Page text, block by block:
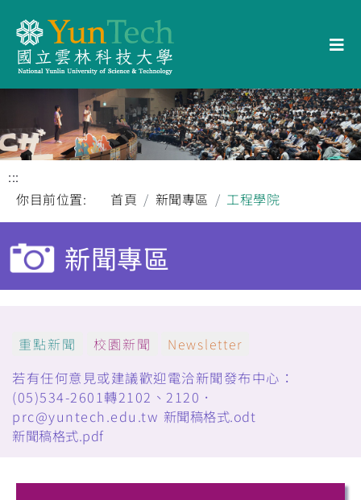
:::
你目前位置:
首頁 新聞專區 工程學院
新聞專區
重點新聞 校園新聞
Newsletter
若有任何意見或建議歡迎電洽新聞發布中心：
(05)534-2601轉2102、2120．
prc@yuntech.edu.tw 新聞稿格式.odt
新聞稿格式.pdf